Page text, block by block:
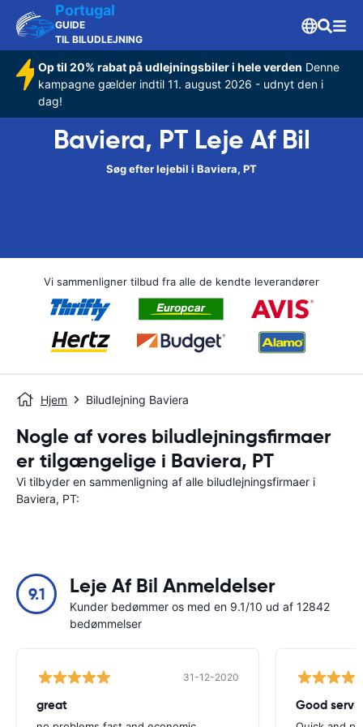
Portugal
GUIDE
TIL BILUDLEJNING
Op til 20% rabat på udlejningsbiler i hele verden Denne
kampagne gælder indtil 11. august 2026 - udnyt den i
dag!
Baviera, PT Leje Af Bil
Søg efter lejebil i Baviera, PT
Vi sammenligner tilbud fra alle de kendte leverandører
Hjem Biludlejning Baviera
Nogle af vores biludlejningsfirmaer
er tilgængelige i Baviera, PT
Vi tilbyder en sammenligning af alle biludlejningsfirmaer i
Baviera, PT:
9.1 Leje Af Bil Anmeldelser
Kunder bedømmer os med en 9.1/10 ud af 12842
bedømmelser
31-12-2020
great Good